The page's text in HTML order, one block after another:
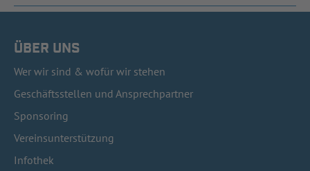
ÜBER UNS
Wer wir sind & wofür wir stehen
Geschäftsstellen und Ansprechpartner
Sponsoring
Vereinsunterstützung
Infothek